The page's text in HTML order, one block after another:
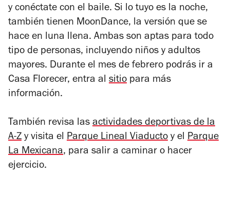
y conéctate con el baile. Si lo tuyo es la noche,
también tienen MoonDance, la versión que se
hace en luna llena. Ambas son aptas para todo
tipo de personas, incluyendo niños y adultos
mayores. Durante el mes de febrero podrás ir a
Casa Florecer, entra al sitio para más
información.
También revisa las actividades deportivas de la
A-Z y visita el Parque Lineal Viaducto y el Parque
La Mexicana, para salir a caminar o hacer
ejercicio.